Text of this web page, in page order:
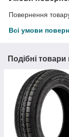
Повернення
Всі умови
Подібні товари